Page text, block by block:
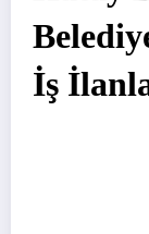
İş